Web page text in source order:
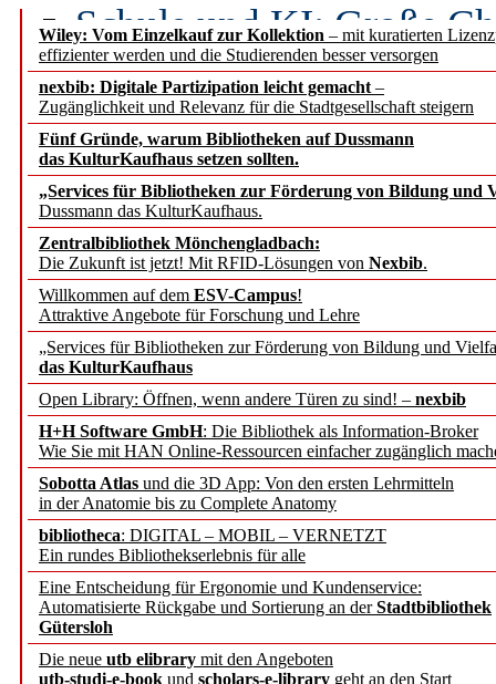
Wiley: Vom Einzelkauf zur Kollektion – mit kuratierten
effizienter werden und die Studierenden besser versorgen
nexbib: Digitale Partizipation leicht gemacht –
Zugänglichkeit und Relevanz für die Stadtgesellschaft steigern
Fünf Gründe, warum Bibliotheken auf Dussmann
das KulturKaufhaus setzen sollten.
„Services für Bibliotheken zur Förderung von Bildung und
Dussmann das KulturKaufhaus.
Zentralbibliothek Mönchengladbach:
Die Zukunft ist jetzt! Mit RFID-Lösungen von Nexbib.
Willkommen auf dem ESV-Campus!
Attraktive Angebote für Forschung und Lehre
„Services für Bibliotheken zur Förderung von Bildung und
das KulturKaufhaus
Open Library: Öffnen, wenn andere Türen zu sind! – nexbib
H+H Software GmbH: Die Bibliothek als Information-Broker
Wie Sie mit HAN Online-Ressourcen einfacher zugänglich
Sobotta Atlas und die 3D App: Von den ersten Lehrmitteln
in der Anatomie bis zu Complete Anatomy
bibliotheca: DIGITAL – MOBIL – VERNETZT
Ein rundes Bibliothekserlebnis für alle
Eine Entscheidung für Ergonomie und Kundenservice:
Automatisierte Rückgabe und Sortierung an derStadtbibliothek
Gütersloh
Die neue utb elibrary mit den Angeboten
utb-studi-e-book und scholars-e-library geht an den Start
Schule und KI: Große
Voraussetzungen
Erfolgreiches erstes
Segment Research –
angepasst
konstruktiv!
Mohr Siebeck
und die Zeitschrift für
Francke Attempto
EBSCO Information
Recherchefunktionen in
Sorbisches Institut neu
Geschichte und